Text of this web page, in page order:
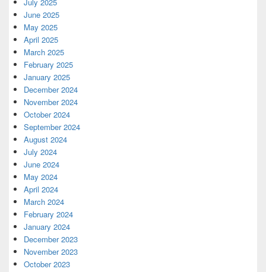
July 2025
June 2025
May 2025
April 2025
March 2025
February 2025
January 2025
December 2024
November 2024
October 2024
September 2024
August 2024
July 2024
June 2024
May 2024
April 2024
March 2024
February 2024
January 2024
December 2023
November 2023
October 2023